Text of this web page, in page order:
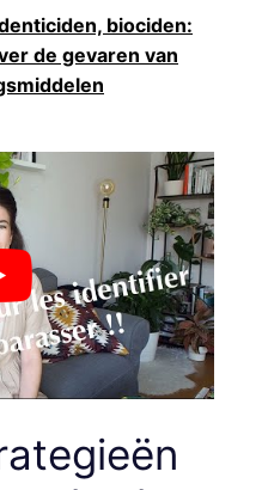
biociden:
de gevaren van